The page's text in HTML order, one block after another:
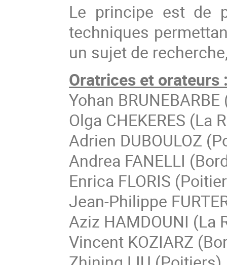
Le principe est de
techniques
un sujet de
Oratrices et orateurs
Yohan
Olga CHEKERES (La
Adrien DUBOULOZ
Andrea FANELLI
Enrica FLORIS
Jean-Philippe
Aziz HAMDOUNI (La
Vincent KOZIARZ